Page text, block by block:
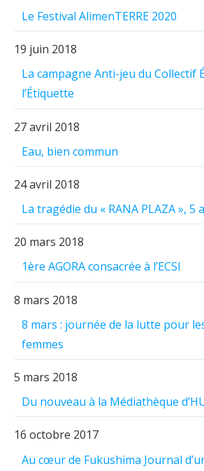
Le Festival AlimenTERRE 2020
19 juin 2018
La campagne Anti-jeu du Collectif
l’Étiquette
27 avril 2018
Eau, bien commun
24 avril 2018
La tragédie du « RANA PLAZA », 5
20 mars 2018
1ère AGORA consacrée à l’ECSI
8 mars 2018
8 mars : journée de la lutte pour
femmes
5 mars 2018
Du nouveau à la Médiathèque
16 octobre 2017
Au cœur de Fukushima Journal